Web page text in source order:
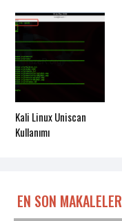
Kali Linux Uniscan
Kullanımı
EN SON MAKALELER